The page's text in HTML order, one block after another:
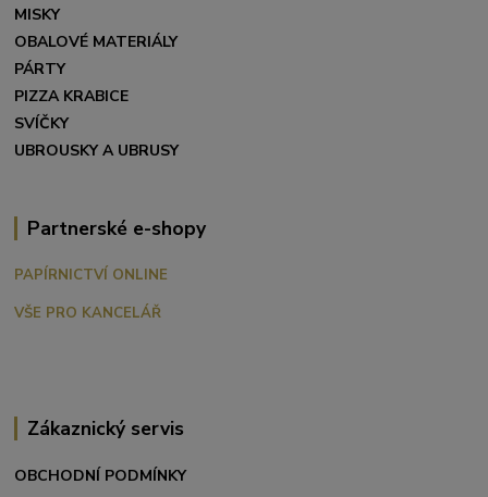
MISKY
OBALOVÉ MATERIÁLY
PÁRTY
PIZZA KRABICE
SVÍČKY
UBROUSKY A UBRUSY
Partnerské e-shopy
PAPÍRNICTVÍ ONLINE
VŠE PRO KANCELÁŘ
Zákaznický servis
OBCHODNÍ PODMÍNKY